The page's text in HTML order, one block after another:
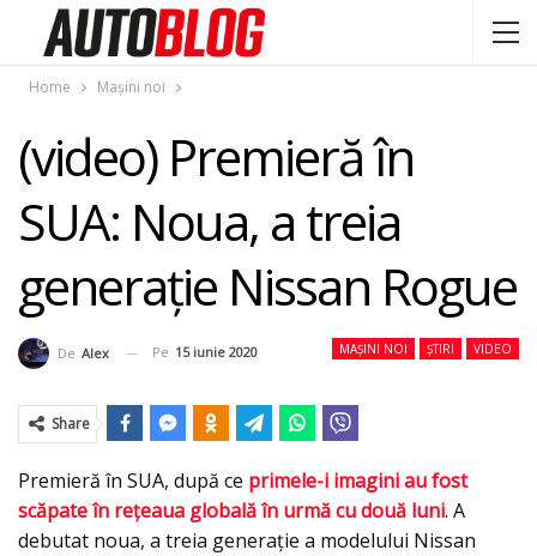
Home Mașini noi
(video) Premieră în
SUA: Noua, a treia
generaţie Nissan Rogue
MAȘINI NOI ȘTIRI VIDEO
De Alex Pe 15 iunie 2020
Share
Premieră în SUA, după ce primele-i imagini au fost
scăpate în reţeaua globală în urmă cu două luni. A
debutat noua, a treia generaţie a modelului Nissan